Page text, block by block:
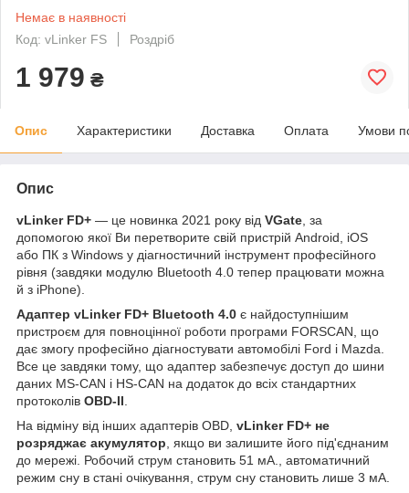
Немає в наявності
Код: vLinker FS
Роздріб
1 979 ₴
Опис Характеристики Доставка Оплата Умови
Опис
vLinker FD+ — це новинка 2021 року від VGate , за
допомогою якої Ви перетворите свій пристрій Android, iOS
або ПК з Windows у діагностичний інструмент професійного
рівня (завдяки модулю Bluetooth 4.0 тепер працювати можна
й з iPhone).
Адаптер vLinker FD+ Bluetooth 4.0 є найдоступнішим
пристроєм для повноцінної роботи програми FORSCAN, що
дає змогу професійно діагностувати автомобілі Ford і Mazda.
Все це завдяки тому, що адаптер забезпечує доступ до шини
даних MS-CAN і HS-CAN на додаток до всіх стандартних
протоколів OBD-II
На відміну від інших адаптерів OBD, vLinker FD+ не
розряджає акумулятор , якщо ви залишите його під'єднаним
до мережі. Робочий струм становить 51 мА., автоматичний
режим сну в стані очікування, струм сну становить лише 3 мА.